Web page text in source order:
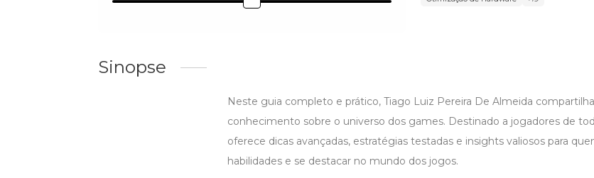
Sinopse
Neste guia completo e prático, Tiago Luiz Pereira De Almeida
conhecimento sobre o universo dos games. Destinado a jogadores de
oferece dicas avançadas, estratégias testadas e insights valiosos para
habilidades e se destacar no mundo dos jogos.